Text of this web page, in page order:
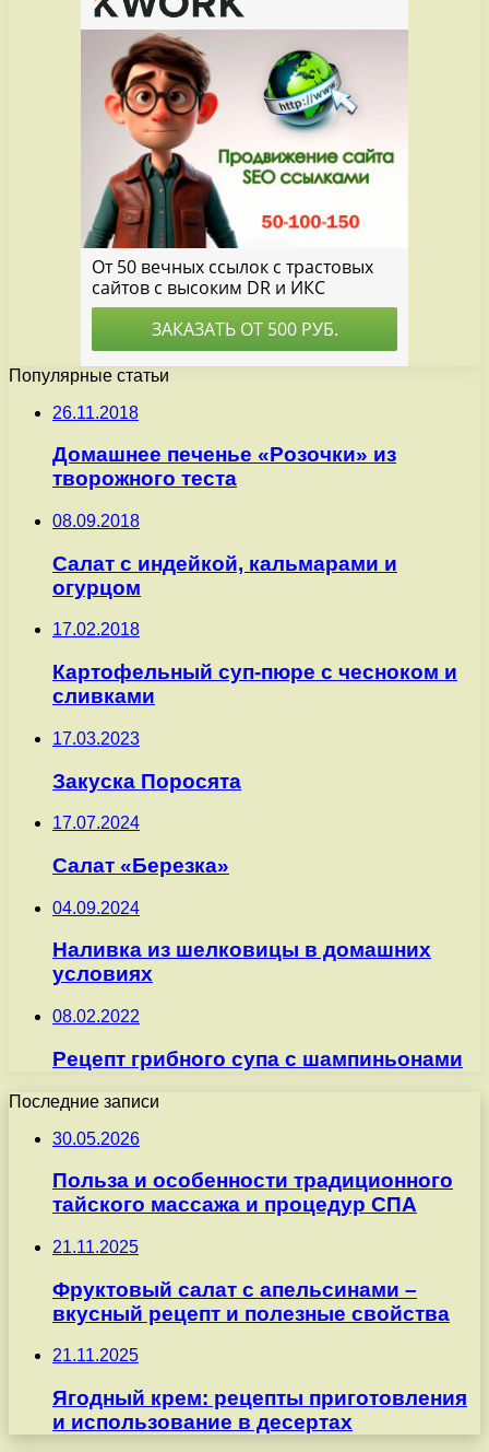
Популярные статьи
26.11.2018
Домашнее печенье «Розочки» из
творожного теста
08.09.2018
Салат с индейкой, кальмарами и
огурцом
17.02.2018
Картофельный суп-пюре с чесноком и
сливками
17.03.2023
Закуска Поросята
17.07.2024
Салат «Березка»
04.09.2024
Наливка из шелковицы в домашних
условиях
08.02.2022
Рецепт грибного супа с шампиньонами
Последние записи
30.05.2026
Польза и особенности традиционного
тайского массажа и процедур СПА
21.11.2025
Фруктовый салат с апельсинами –
вкусный рецепт и полезные свойства
21.11.2025
Ягодный крем: рецепты приготовления
и использование в десертах